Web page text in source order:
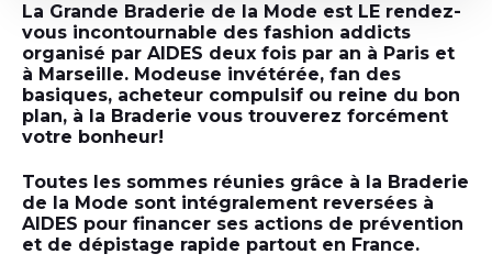
La Grande Braderie de la Mode est LE rendez-
vous incontournable des fashion addicts
organisé par AIDES deux fois par an à Paris et
à Marseille. Modeuse invétérée, fan des
basiques, acheteur compulsif ou reine du bon
plan, à la Braderie vous trouverez forcément
votre bonheur!
Toutes les sommes réunies grâce à la Braderie
de la Mode sont intégralement reversées à
AIDES pour financer ses actions de prévention
et de dépistage rapide partout en France.